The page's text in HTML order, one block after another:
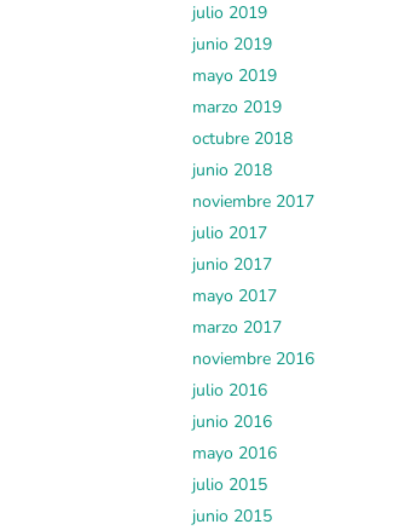
julio 2019
junio 2019
mayo 2019
marzo 2019
octubre 2018
junio 2018
noviembre 2017
julio 2017
junio 2017
mayo 2017
marzo 2017
noviembre 2016
julio 2016
junio 2016
mayo 2016
julio 2015
junio 2015